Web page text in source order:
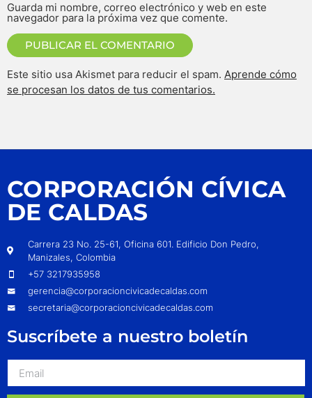
Guarda mi nombre, correo electrónico y web en este
navegador para la próxima vez que comente.
Este sitio usa Akismet para reducir el spam. Aprende cómo
se procesan los datos de tus comentarios.
CORPORACIÓN CÍVICA
DE CALDAS
Carrera 23 No. 25-61, Oficina 601. Edificio Don Pedro,
Manizales, Colombia
+57 3217935958
gerencia@corporacioncivicadecaldas.com
secretaria@corporacioncivicadecaldas.com
Suscríbete a nuestro boletín